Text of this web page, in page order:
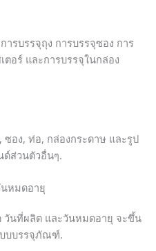
ารบรรจุถุง การบรรจุซอง การ
อร์ และการบรรจุในกล่อง
อง, ท่อ, กล่องกระดาษ และรูป
ส่วนตัวอื่นๆ.
หมดอายุ
วันที่ผลิต และวันหมดอายุ จะขึ้น
บบรรจุภัณฑ์.